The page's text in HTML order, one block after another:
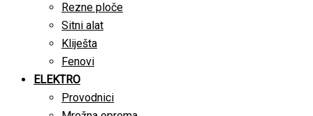
Rezne ploče
Sitni alat
Kliješta
Fenovi
ELEKTRO
Provodnici